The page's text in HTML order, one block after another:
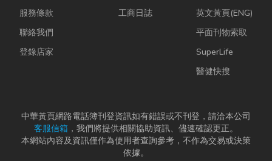
服務條款
聯絡我們
登錄店家
工商日誌
英文黃頁(ENG)
平面刊物索取
SuperLife
醫健快搜
中華黃頁網路電話簿刊登資訊如有錯誤或不刊登，請洽本公司
客服信箱 ，我們將提供相關協助資訊、儘速確認更正。
本網站內容及資訊僅作為使用者查詢參考，不作為交易或決策
依據。